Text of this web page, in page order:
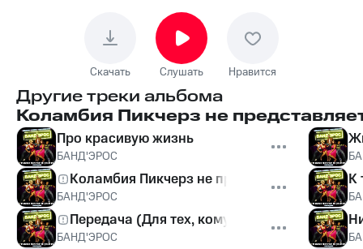
Скачать Слушать Нравится
Другие треки альбома
Коламбия Пикчерз не
Про красивую жизнь
БАНД'ЭРОС
Коламбия Пикчерз не представляет
БАНД'ЭРОС
Передача (Для тех, кому по...)
БАНД'ЭРОС
К